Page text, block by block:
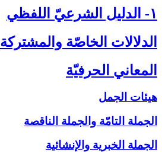
۱- الدليل الشرعيّ اللفظي‏
الدلالات الخاصّة والمشتركة
المعاني الحرفيّة
هيئات الجمل
الجملة التامّة والجملة الناقصة
الجملة الخبرية والإنشائية